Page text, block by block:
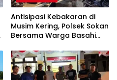
Antisipasi Kebakaran di
Musim Kering, Polsek Sokan
Bersama Warga Basahi